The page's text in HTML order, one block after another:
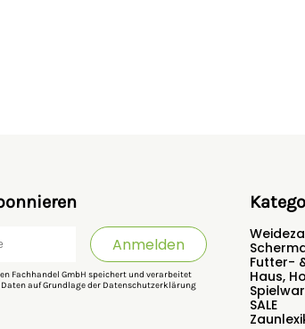
Anmelden
Fachhandel GmbH speichert und verarbeitet
auf Grundlage der Datenschutzerklärung
Futter-
Haus,
SALE